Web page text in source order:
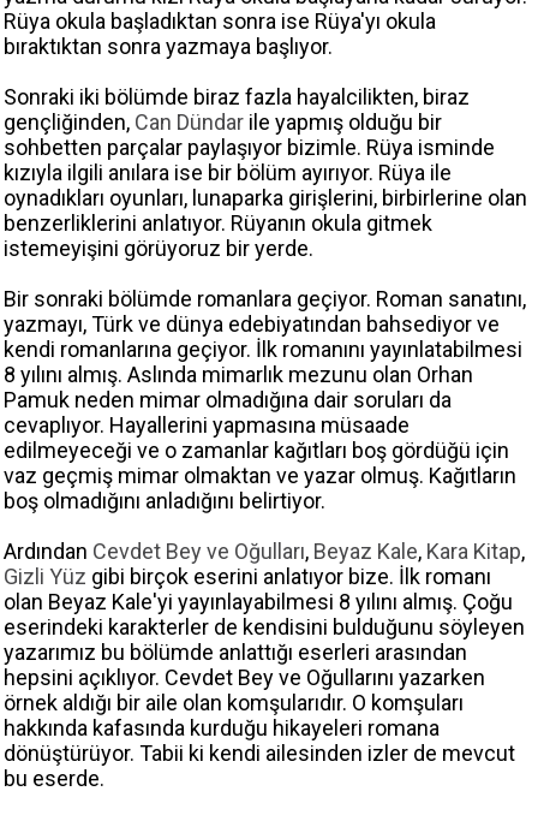
Rüya okula başladıktan sonra ise Rüya'yı okula
bıraktıktan sonra yazmaya başlıyor.
Sonraki iki bölümde biraz fazla hayalcilikten, biraz
gençliğinden, Can Dündar ile yapmış olduğu bir
sohbetten parçalar paylaşıyor bizimle. Rüya isminde
kızıyla ilgili anılara ise bir bölüm ayırıyor. Rüya ile
oynadıkları oyunları, lunaparka girişlerini, birbirlerine olan
benzerliklerini anlatıyor. Rüyanın okula gitmek
istemeyişini görüyoruz bir yerde.
Bir sonraki bölümde romanlara geçiyor. Roman sanatını,
yazmayı, Türk ve dünya edebiyatından bahsediyor ve
kendi romanlarına geçiyor. İlk romanını yayınlatabilmesi
8 yılını almış. Aslında mimarlık mezunu olan Orhan
Pamuk neden mimar olmadığına dair soruları da
cevaplıyor. Hayallerini yapmasına müsaade
edilmeyeceği ve o zamanlar kağıtları boş gördüğü için
vaz geçmiş mimar olmaktan ve yazar olmuş. Kağıtların
boş olmadığını anladığını belirtiyor.
Ardından Cevdet Bey ve Oğulları, Beyaz Kale, Kara Kitap,
Gizli Yüz gibi birçok eserini anlatıyor bize. İlk romanı
olan Beyaz Kale'yi yayınlayabilmesi 8 yılını almış. Çoğu
eserindeki karakterler de kendisini bulduğunu söyleyen
yazarımız bu bölümde anlattığı eserleri arasından
hepsini açıklıyor. Cevdet Bey ve Oğullarını yazarken
örnek aldığı bir aile olan komşularıdır. O komşuları
hakkında kafasında kurduğu hikayeleri romana
dönüştürüyor. Tabii ki kendi ailesinden izler de mevcut
bu eserde.